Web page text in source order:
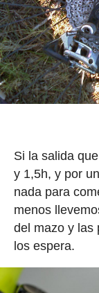
Si la salida
y 1,5h, y por
nada para
menos
del mazo y las
los espera.